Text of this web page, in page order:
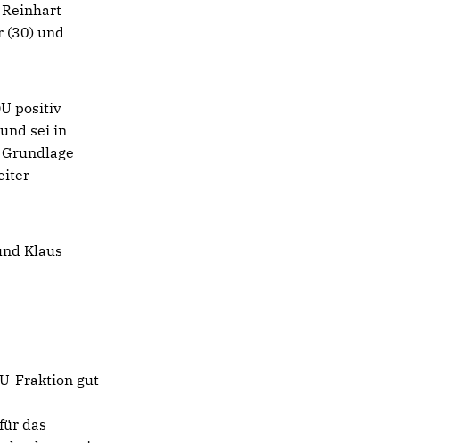
(30) und
positiv
sei in
Klaus
Fraktion gut
das